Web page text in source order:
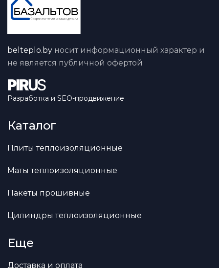
belteplo.by носит информационный характер и
не является публичной офертой
Разработка и SEO-продвижение
Каталог
Плиты теплоизоляционные
Маты теплоизоляционные
Пакеты прошивные
Цилиндры теплоизоляционные
Еще
Доставка и оплата